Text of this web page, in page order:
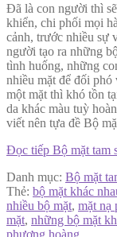
Đã là con người thì
khiển, chi phối mọi
cảnh, trước nhiều sự
người tạo ra những
tình huống, những
nhiều mặt để đối
một mặt thì khó tồn
da khác màu tuỳ
viết nên tựa đề Bộ
Đọc tiếp Bộ mặt tam
Danh mục: Bộ mặt
Thẻ: bộ mặt khác
nhiều bộ mặt, mặt nạ
mặt, những bộ mặt
phượng hoàng